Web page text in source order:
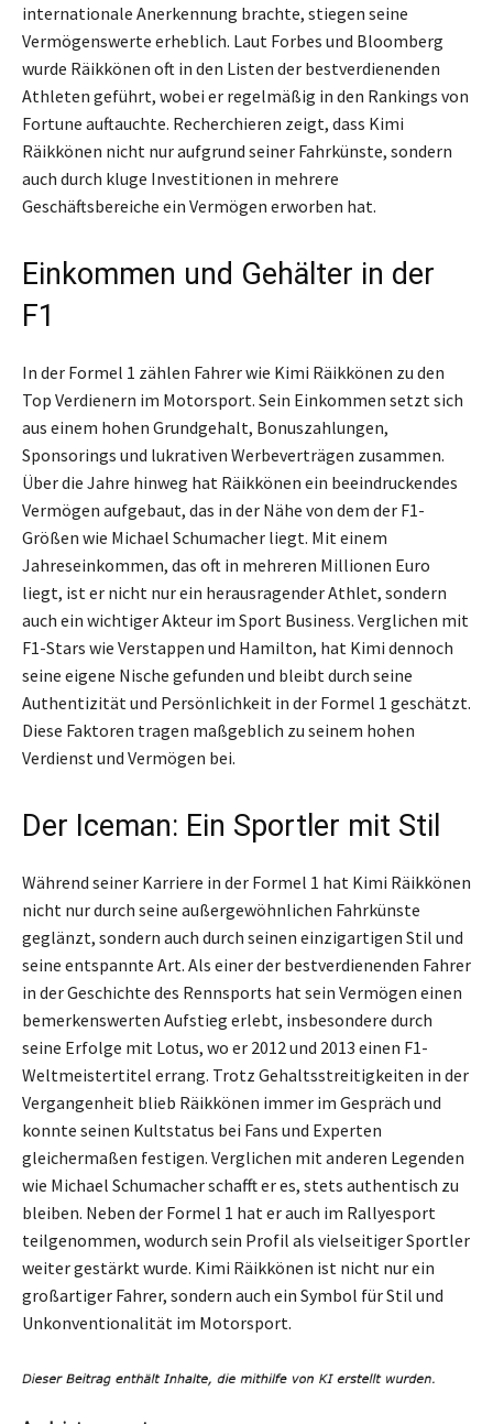
internationale Anerkennung brachte, stiegen seine
Vermögenswerte erheblich. Laut Forbes und Bloomberg
wurde Räikkönen oft in den Listen der bestverdienenden
Athleten geführt, wobei er regelmäßig in den Rankings von
Fortune auftauchte. Recherchieren zeigt, dass Kimi
Räikkönen nicht nur aufgrund seiner Fahrkünste, sondern
auch durch kluge Investitionen in mehrere
Geschäftsbereiche ein Vermögen erworben hat.
Einkommen und Gehälter in der
F1
In der Formel 1 zählen Fahrer wie Kimi Räikkönen zu den
Top Verdienern im Motorsport. Sein Einkommen setzt sich
aus einem hohen Grundgehalt, Bonuszahlungen,
Sponsorings und lukrativen Werbeverträgen zusammen.
Über die Jahre hinweg hat Räikkönen ein beeindruckendes
Vermögen aufgebaut, das in der Nähe von dem der F1-
Größen wie Michael Schumacher liegt. Mit einem
Jahreseinkommen, das oft in mehreren Millionen Euro
liegt, ist er nicht nur ein herausragender Athlet, sondern
auch ein wichtiger Akteur im Sport Business. Verglichen mit
F1-Stars wie Verstappen und Hamilton, hat Kimi dennoch
seine eigene Nische gefunden und bleibt durch seine
Authentizität und Persönlichkeit in der Formel 1 geschätzt.
Diese Faktoren tragen maßgeblich zu seinem hohen
Verdienst und Vermögen bei.
Der Iceman: Ein Sportler mit Stil
Während seiner Karriere in der Formel 1 hat Kimi Räikkönen
nicht nur durch seine außergewöhnlichen Fahrkünste
geglänzt, sondern auch durch seinen einzigartigen Stil und
seine entspannte Art. Als einer der bestverdienenden Fahrer
in der Geschichte des Rennsports hat sein Vermögen einen
bemerkenswerten Aufstieg erlebt, insbesondere durch
seine Erfolge mit Lotus, wo er 2012 und 2013 einen F1-
Weltmeistertitel errang. Trotz Gehaltsstreitigkeiten in der
Vergangenheit blieb Räikkönen immer im Gespräch und
konnte seinen Kultstatus bei Fans und Experten
gleichermaßen festigen. Verglichen mit anderen Legenden
wie Michael Schumacher schafft er es, stets authentisch zu
bleiben. Neben der Formel 1 hat er auch im Rallyesport
teilgenommen, wodurch sein Profil als vielseitiger Sportler
weiter gestärkt wurde. Kimi Räikkönen ist nicht nur ein
großartiger Fahrer, sondern auch ein Symbol für Stil und
Unkonventionalität im Motorsport.